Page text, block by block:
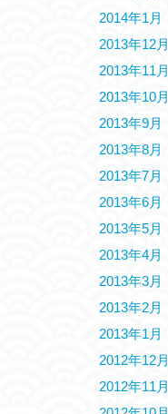
2014年1月
2013年12月
2013年11月
2013年10月
2013年9月
2013年8月
2013年7月
2013年6月
2013年5月
2013年4月
2013年3月
2013年2月
2013年1月
2012年12月
2012年11月